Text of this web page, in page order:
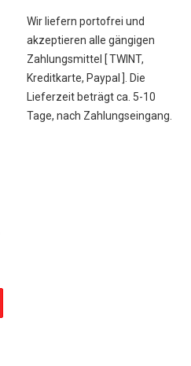
Wir liefern portofrei und
akzeptieren alle gängigen
Zahlungsmittel [TWINT,
Kreditkarte, Paypal
]. Die
Lieferzeit beträgt ca. 5-10
Tage, nach Zahlungseingang.